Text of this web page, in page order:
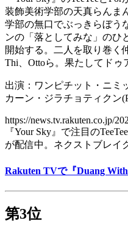
装飾美術学部の天真らんま
学部の無口でぶっきらぼう
ンの「落としてみな」のひ
開始する。二人を取り巻く
Thi、Ottoら。果たしてドゥ
出演：ワンピチット・ニミ
カーン・ジラチョティクン
https://news.tv.rakuten.co.jp/
『Your Sky』で注目の
が配信中。ネクストブレイ
Rakuten TVで『Duang
第3位